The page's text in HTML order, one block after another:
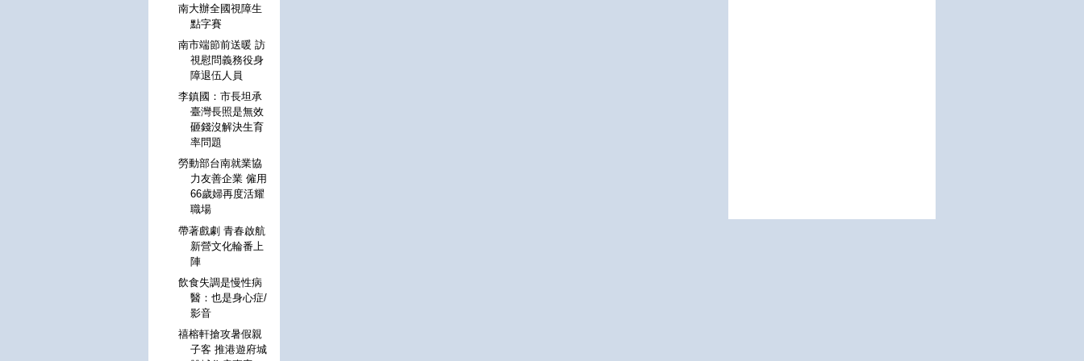
南大辦全國視障生
點字賽
南市端節前送暖 訪
視慰問義務役身
障退伍人員
李鎮國：市長坦承
臺灣長照是無效
砸錢沒解決生育
率問題
勞動部台南就業協
力友善企業 僱用
66歲婦再度活耀
職場
帶著戲劇 青春啟航
新營文化輪番上
陣
飲食失調是慢性病
醫：也是身心症/
影音
禧榕軒搶攻暑假親
子客 推港遊府城